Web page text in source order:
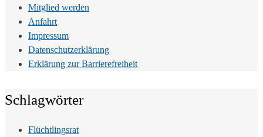
Mitglied werden
Anfahrt
Impressum
Datenschutzerklärung
Erklärung zur Barrierefreiheit
Schlagwörter
Flüchtlingsrat